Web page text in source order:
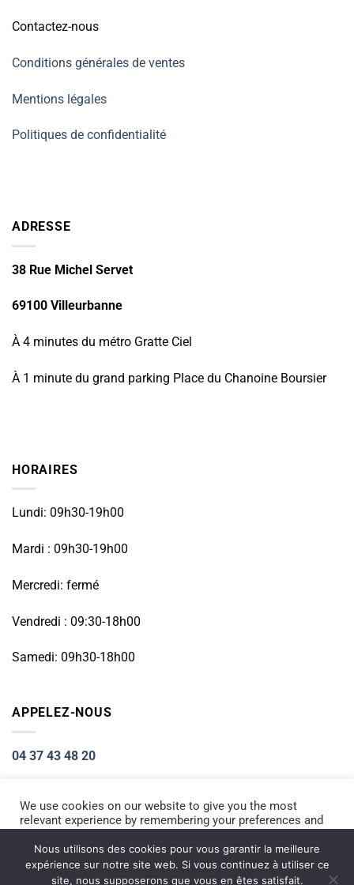
Contactez-nous
Conditions générales de ventes
Mentions légales
Politiques de confidentialité
ADRESSE
38 Rue Michel Servet
69100 Villeurbanne
À 4 minutes du métro Gratte Ciel
À 1 minute du grand parking Place du Chanoine Boursier
HORAIRES
Lundi: 09h30-19h00
Mardi : 09h30-19h00
Mercredi: fermé
Vendredi : 09:30-18h00
Samedi: 09h30-18h00
APPELEZ-NOUS
04 37 43 48 20
Visa PayPal Stripe MasterCardCash
On
Delivery
RÉPARATION PETIT ÉLECTROMÉNAGER
RÉPARATION TÉLÉPHONIE
INFORMATIQUE NOS PRODUITS NEUFS
We use cookies on our website to give you the most
relevant experience by remembering your preferences and
use of ALL the cookies. However, you may visit "Cookie
Settings" to provide a controlled consent.
Nous utilisons des cookies pour vous garantir la meilleure
expérience sur notre site web. Si vous continuez à utiliser ce
site, nous supposerons que vous en êtes satisfait.